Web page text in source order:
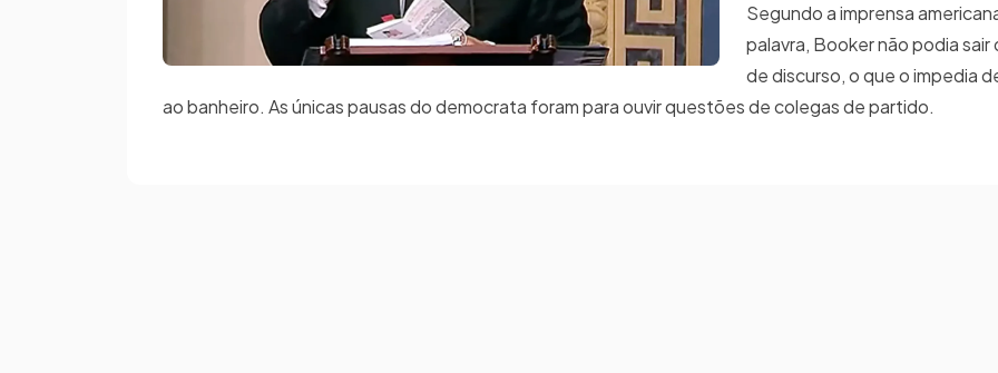
Segundo a imprensa
palavra, Booker não podia sair
de discurso, o que o impedia
ao banheiro. As únicas pausas do democrata foram para ouvir questões de colegas de partido.